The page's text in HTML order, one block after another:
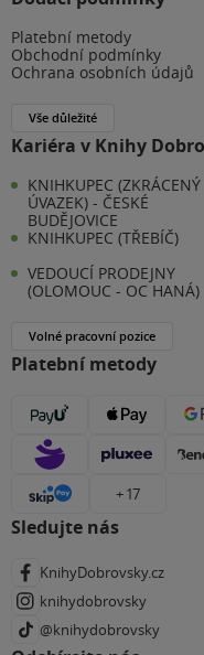
Platební metody
Obchodní podmínky
Ochrana osobních údajů
Vše důležité
Kariéra v Knihy
KNIHKUPEC (ZKRÁCENÝ
ÚVAZEK) - ČESKÉ
BUDĚJOVICE
KNIHKUPEC (TŘEBÍČ)
VEDOUCÍ PRODEJNY
(OLOMOUC - OC HANÁ)
Volné pracovní pozice
Platební metody
+ 17
Sledujte nás
KnihyDobrovsky.cz
knihydobrovsky
@knihydobrovsky